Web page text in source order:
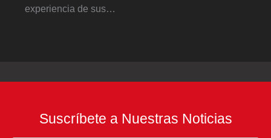
experiencia de sus…
Suscríbete a Nuestras Noticias